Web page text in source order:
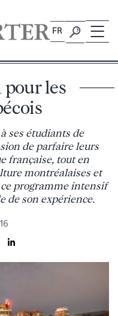
FR
pour les
ses étudiants de
de parfaire leurs
française, tout en
montréalaises et
programme intensif
de son expérience.